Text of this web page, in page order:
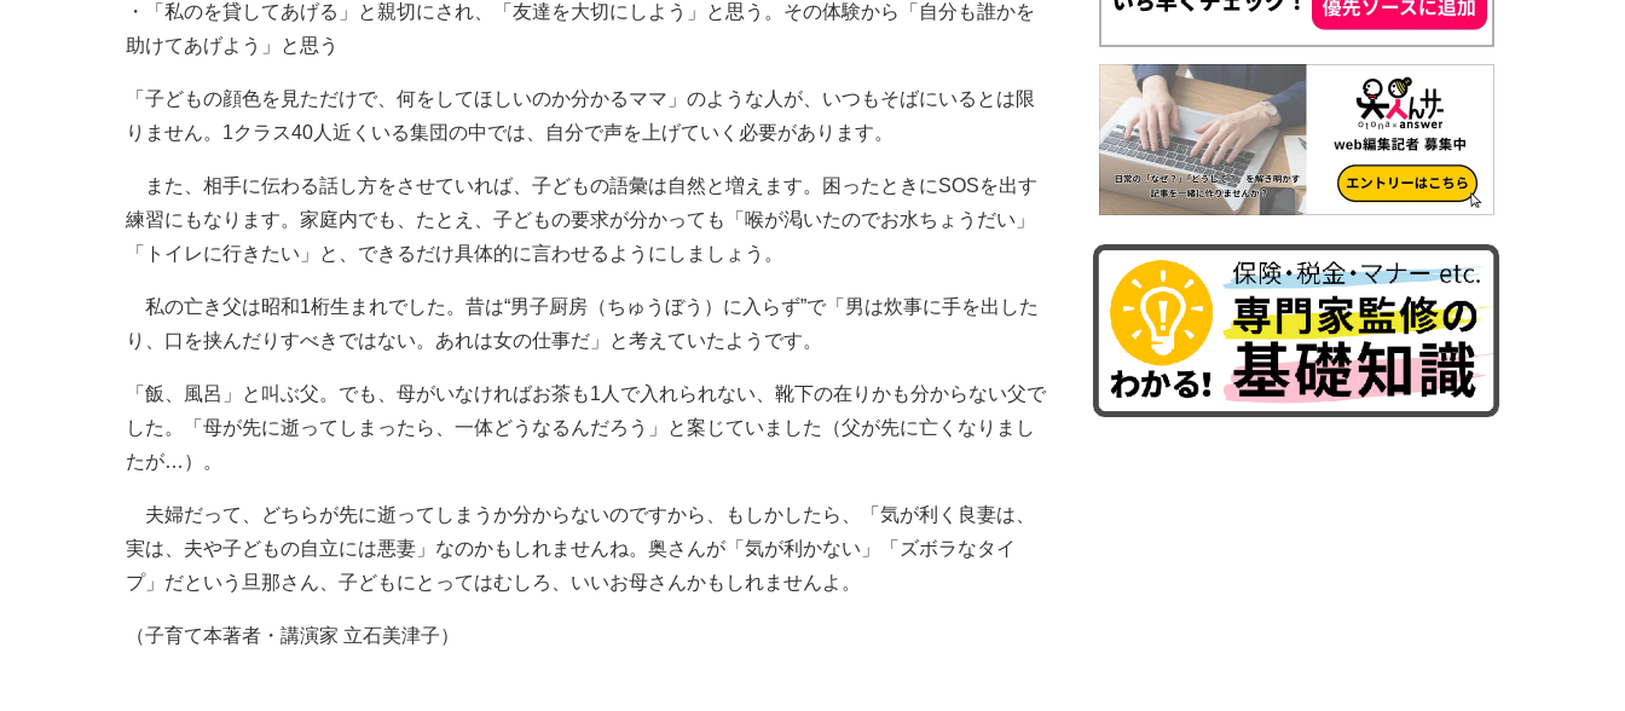
・「私のを貸してあげる」と親切にされ、「友達を大切にしよう」と思う。その体験から「自分も誰かを
助けてあげよう」と思う
「子どもの顔色を見ただけで、何をしてほしいのか分かるママ」のような人が、いつもそばにいるとは限
りません。1クラス40人近くいる集団の中では、自分で声を上げていく必要があります。
また、相手に伝わる話し方をさせていれば、子どもの語彙は自然と増えます。困ったときにSOSを出す
練習にもなります。家庭内でも、たとえ、子どもの要求が分かっても「喉が渇いたのでお水ちょうだい」
「トイレに行きたい」と、できるだけ具体的に言わせるようにしましょう。
私の亡き父は昭和1桁生まれでした。昔は“男子厨房（ちゅうぼう）に入らず”で「男は炊事に手を出した
り、口を挟んだりすべきではない。あれは女の仕事だ」と考えていたようです。
「飯、風呂」と叫ぶ父。でも、母がいなければお茶も1人で入れられない、靴下の在りかも分からない父で
した。「母が先に逝ってしまったら、一体どうなるんだろう」と案じていました（父が先に亡くなりまし
たが…）。
夫婦だって、どちらが先に逝ってしまうか分からないのですから、もしかしたら、「気が利く良妻は、
実は、夫や子どもの自立には悪妻」なのかもしれませんね。奥さんが「気が利かない」「ズボラなタイ
プ」だという旦那さん、子どもにとってはむしろ、いいお母さんかもしれませんよ。
（子育て本著者・講演家 立石美津子）